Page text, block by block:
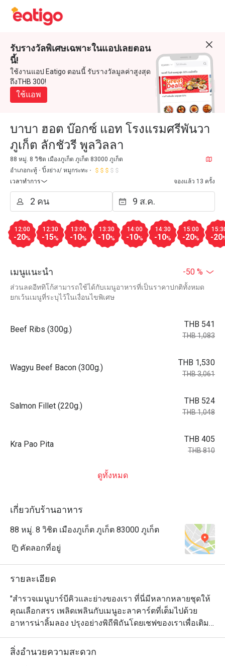
รับรางวัลพิเศษเฉพาะในแอปเลยตอน
นี้!
ใช้งานแอป Eatigo ตอนนี้ รับรางวัลมูลค่าสูงสุด
ถึงTHB 300!
ใช้แอพ
บาบา ฮอต บ๊อกซ์ แอท โรงแรมศรีพันวา
ภูเก็ต ลักชัวรี พูลวิลลา
88 หมู่. 8 วิชิต เมืองภูเก็ต ภูเก็ต 83000 ภูเก็ต
อำเภอกะทู้
ปิ้งย่าง/ หมูกระทะ
เวลาทำการ
จองแล้ว 13 ครั้ง
12:00
-20%
12:30
-15%
13:00
-10%
13:30
-10%
14:00
-10%
14:30
-10%
15:00
-20% -20
เมนูแนะนำ -50 %
ส่วนลดอีททิโก้สามารถใช้ได้กับเมนูอาหารที่เป็นราคาปกติทั้งหมด
ยกเว้นเมนูที่ระบุไว้ในเงื่อนไขพิเศษ
Beef Ribs (300g.)
THB 541
THB 1,083
Wagyu Beef Bacon (300g.)
THB 1,530
THB 3,061
Salmon Fillet (220g.)
THB 524
THB 1,048
Kra Pao Pita
THB 405
THB 810
ดูทั้งหมด
เกี่ยวกับร้านอาหาร
88 หมู่. 8 วิชิต เมืองภูเก็ต ภูเก็ต 83000 ภูเก็ต
คัดลอกที่อยู่
รายละเอียด
"สำรวจเมนูบาร์บีคิวและย่างของเรา ที่นี่มีหลากหลายชุดให้
คุณเลือกสรร เพลิดเพลินกับเมนูอะลาคาร์ตที่เต็มไปด้วย
อาหารน่าลิ้มลอง ปรุงอย่างพิถีพิถันโดยเชฟของเราเพื่อเติม
เต็มความสุขให้กับรสชาติของคุณ โรงแรมของเรารองรับ
นักท่องเที่ยวมุสลิมด้วยตัวเลือกอาหารที่ปราศจากเนื้อหมู
สิ่งอำนวยความสะดวก